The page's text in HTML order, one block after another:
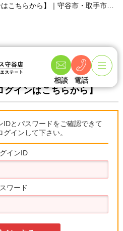
相談 電話
ンはこちらから】
グインはこちらから】
IDとパスワードをご確認できて
インして下さい。
インID
ワード